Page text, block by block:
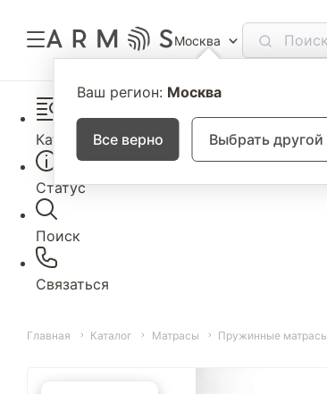
Москва
Ваш регион: Москва
Все верно Выбрать другой
Каталог
Статус
Поиск
Связаться
Главная Каталог Матрасы Пружинные матрасы